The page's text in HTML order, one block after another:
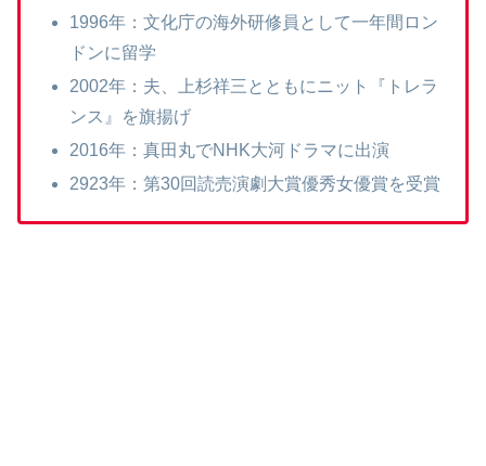
1996年：文化庁の海外研修員として一年間ロン
ドンに留学
2002年：夫、上杉祥三とともにニット『トレラ
ンス』を旗揚げ
2016年：真田丸でNHK大河ドラマに出演
2923年：第30回読売演劇大賞優秀女優賞を受賞